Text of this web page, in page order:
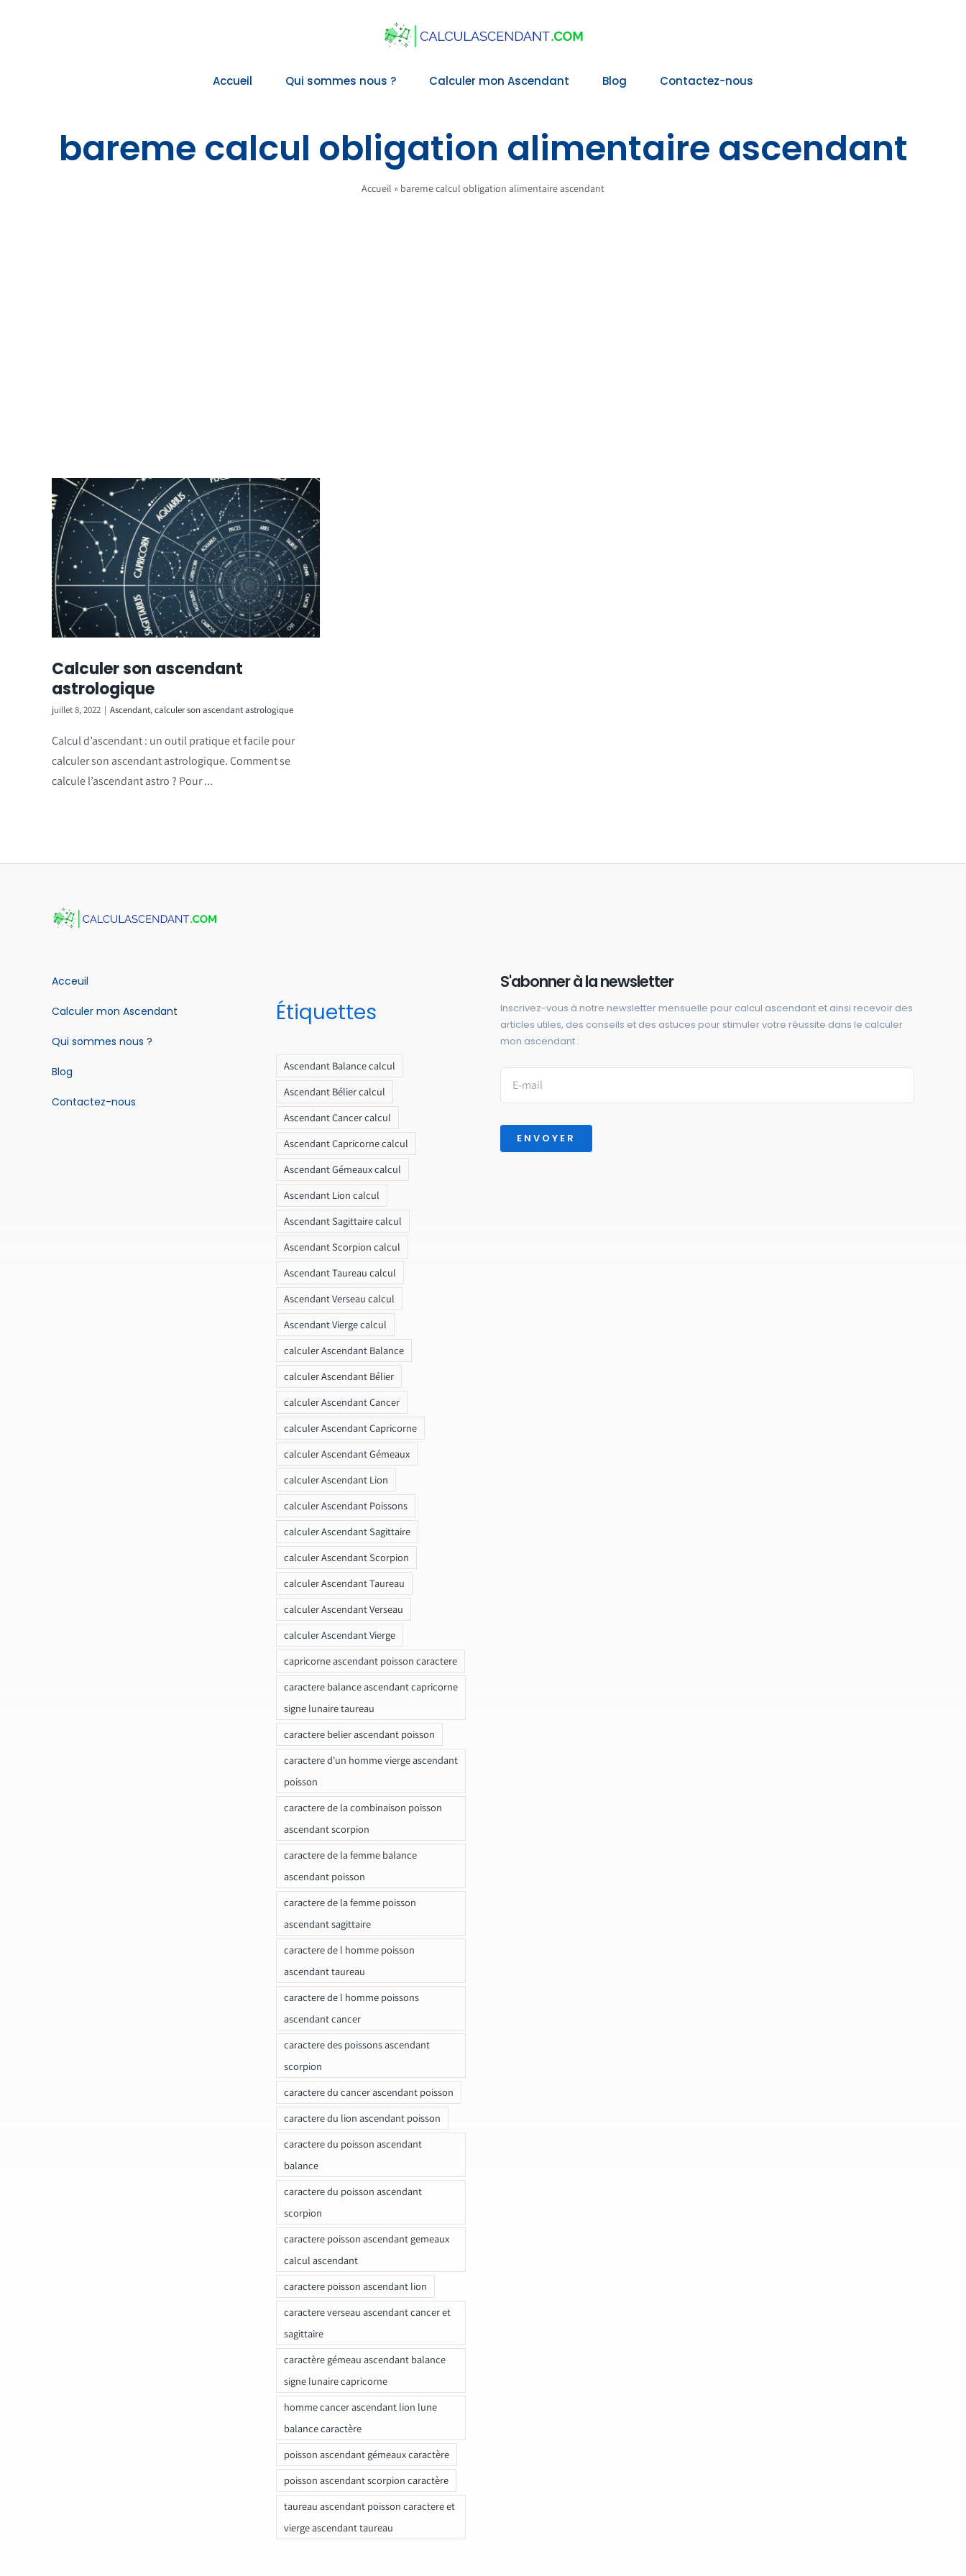
Accueil Qui sommes nous ? Calculer mon Ascendant Blog Contactez-nous
bareme calcul obligation alimentaire ascendant
Accueil » bareme calcul obligation alimentaire ascendant
Calculer son ascendant
astrologique
juillet 8, 2022 | Ascendant,calculer son ascendant astrologique
Calcul d’ascendant : un outil pratique et facile pour
calculer son ascendant astrologique. Comment se
calcule l’ascendant astro ? Pour ...
Acceuil
Calculer mon Ascendant
Qui sommes nous ?
Blog
Contactez-nous
Étiquettes
Ascendant Balance calcul
Ascendant Bélier calcul
Ascendant Cancer calcul
Ascendant Capricorne calcul
Ascendant Gémeaux calcul
Ascendant Lion calcul
Ascendant Sagittaire calcul
Ascendant Scorpion calcul
Ascendant Taureau calcul
Ascendant Verseau calcul
Ascendant Vierge calcul
calculer Ascendant Balance
calculer Ascendant Bélier
calculer Ascendant Cancer
calculer Ascendant Capricorne
calculer Ascendant Gémeaux
calculer Ascendant Lion
calculer Ascendant Poissons
calculer Ascendant Sagittaire
calculer Ascendant Scorpion
calculer Ascendant Taureau
calculer Ascendant Verseau
calculer Ascendant Vierge
capricorne ascendant poisson caractere
caractere balance ascendant capricorne
signe lunaire taureau
caractere belier ascendant poisson
caractere d'un homme vierge ascendant
poisson
caractere de la combinaison poisson
ascendant scorpion
caractere de la femme balance
ascendant poisson
caractere de la femme poisson
ascendant sagittaire
caractere de l homme poisson
ascendant taureau
caractere de l homme poissons
ascendant cancer
caractere des poissons ascendant
scorpion
caractere du cancer ascendant poisson
caractere du lion ascendant poisson
caractere du poisson ascendant
balance
caractere du poisson ascendant
scorpion
caractere poisson ascendant gemeaux
calcul ascendant
caractere poisson ascendant lion
caractere verseau ascendant cancer et
sagittaire
caractère gémeau ascendant balance
signe lunaire capricorne
homme cancer ascendant lion lune
balance caractère
poisson ascendant gémeaux caractère
poisson ascendant scorpion caractère
taureau ascendant poisson caractere et
vierge ascendant taureau
S'abonner à la newsletter
Inscrivez-vous à notre newsletter mensuelle pour calcul ascendant et ainsi recevoir des
articles utiles, des conseils et des astuces pour stimuler votre réussite dans le calculer
mon ascendant :
ENVOYER